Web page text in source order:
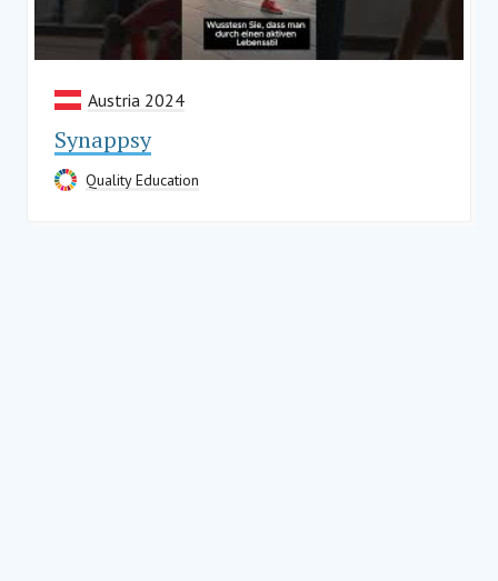
Austria 2024
Synappsy
Quality Education